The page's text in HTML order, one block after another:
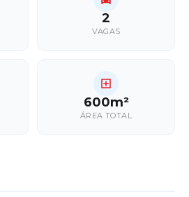
2
VAGAS
600m²
ÁREA TOTAL